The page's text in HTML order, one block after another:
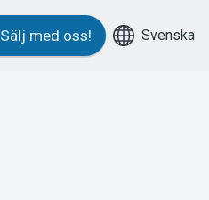
Sälj med oss! Svenska